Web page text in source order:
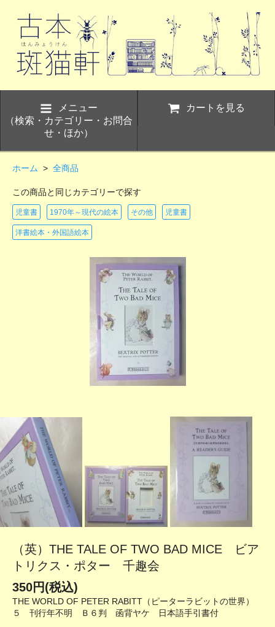
メニュー
（検索・カテゴリー・お問合
せ・ほか）
カートを見る
ホーム > 全商品
この商品と同じカテゴリーで探す
児童書 1970年～現代の絵本 その他 児童書
洋書絵本・外国語絵本
（英）THE TALE OF TWO BAD MICE ビア
トリクス・ポター 千趣会
350円(税込)
THE WORLD OF PETER RABITT（ピーターラビットの世界）
５ 刊行年不明 Ｂ６判 函背ヤケ 日本語手引書付